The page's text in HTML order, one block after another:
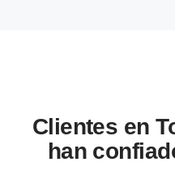
Clientes en
han